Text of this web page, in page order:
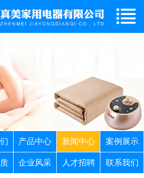
产品中心 新闻中心 案例展示
企业风采 人才招聘 联系我们